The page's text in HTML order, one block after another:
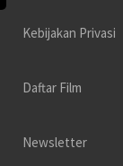
Kebijakan Privasi
Daftar Film
Newsletter